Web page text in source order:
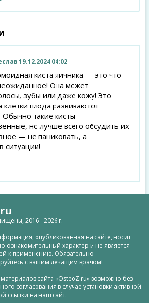
19.12.2024 04:02
киста яичника — это что-
Она может
зубы или даже кожу! Это
клетки плода развиваются
Обычно такие кисты
но лучше всего обсудить их
— не паниковать, а
ситуации!
2016 - 2026 г.
опубликованная на сайте, носит
ознакомительный характер и не является
к применению. Обязательно
с вашим лечащим врачом!
сайта «OsteoZ.ru» возможно без
согласования в случае установки активной
ссылки на наш сайт.